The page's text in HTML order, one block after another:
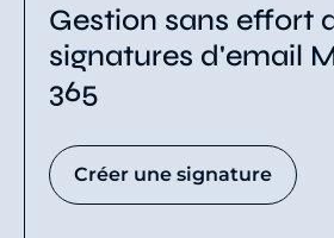
Gestion sans effort
signatures d'email
365
Créer une signature